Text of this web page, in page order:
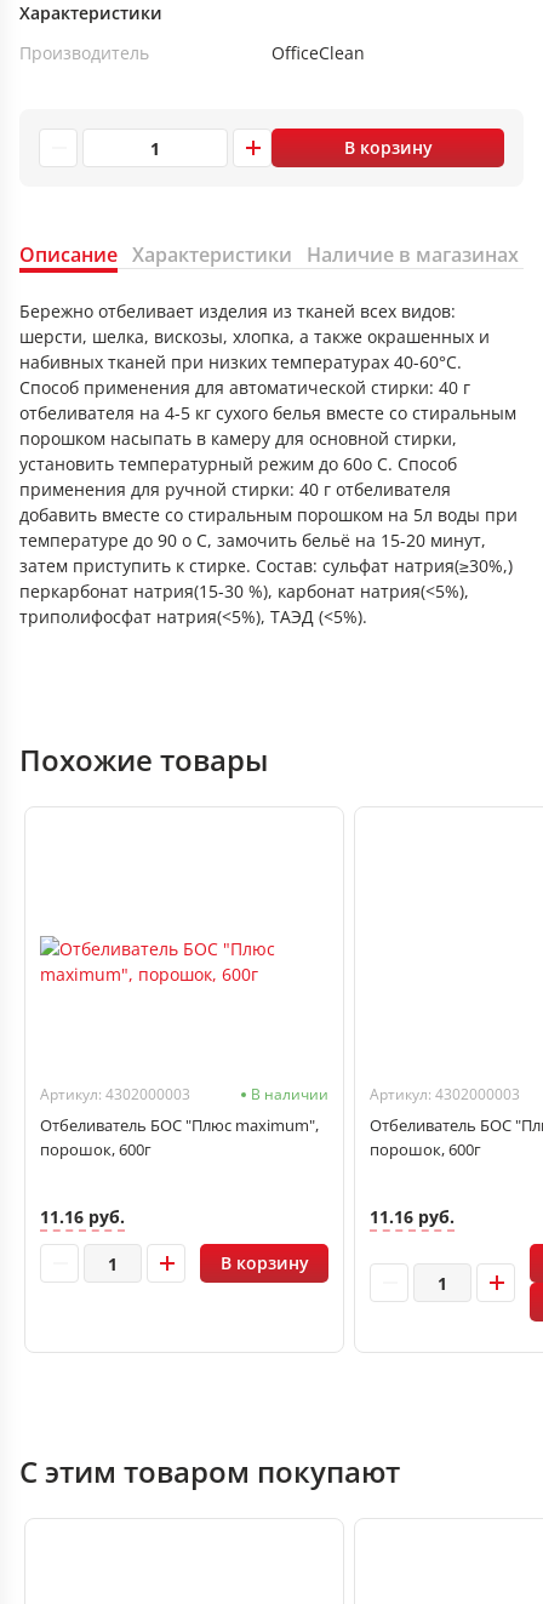
Характеристики
Производитель
OfficeClean
В корзину
Описание Характеристики Наличие в магазинах
Бережно отбеливает изделия из тканей всех видов:
шерсти, шелка, вискозы, хлопка, а также окрашенных и
набивных тканей при низких температурах 40-60°C.
Способ применения для автоматической стирки: 40 г
отбеливателя на 4-5 кг сухого белья вместе со стиральным
порошком насыпать в камеру для основной стирки,
установить температурный режим до 60о С. Способ
применения для ручной стирки: 40 г отбеливателя
добавить вместе со стиральным порошком на 5л воды при
температуре до 90 о С, замочить бельё на 15-20 минут,
затем приступить к стирке. Состав: сульфат натрия(≥30%,)
перкарбонат натрия(15-30 %), карбонат натрия(<5%),
триполифосфат натрия(<5%), ТАЭД (<5%).
Похожие товары
Артикул: 4302000003 В наличии
Отбеливатель БОС "Плюс maximum",
порошок, 600г
11.16 руб.
В корзину
Артикул: 4302000003
Отбеливатель БОС
порошок, 600г
11.16 руб.
С этим товаром покупают